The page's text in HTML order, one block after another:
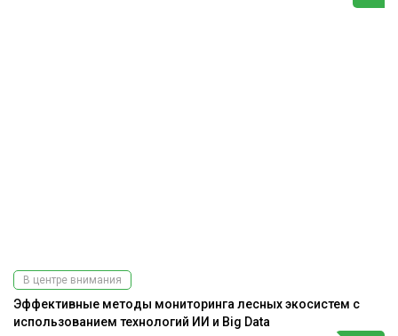
В центре внимания
Эффективные методы мониторинга лесных экосистем с
использованием технологий ИИ и Big Data